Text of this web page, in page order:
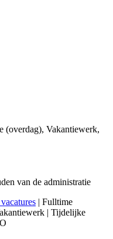
(overdag), Vakantiewerk,
van de administratie
| Fulltime
| Tijdelijke